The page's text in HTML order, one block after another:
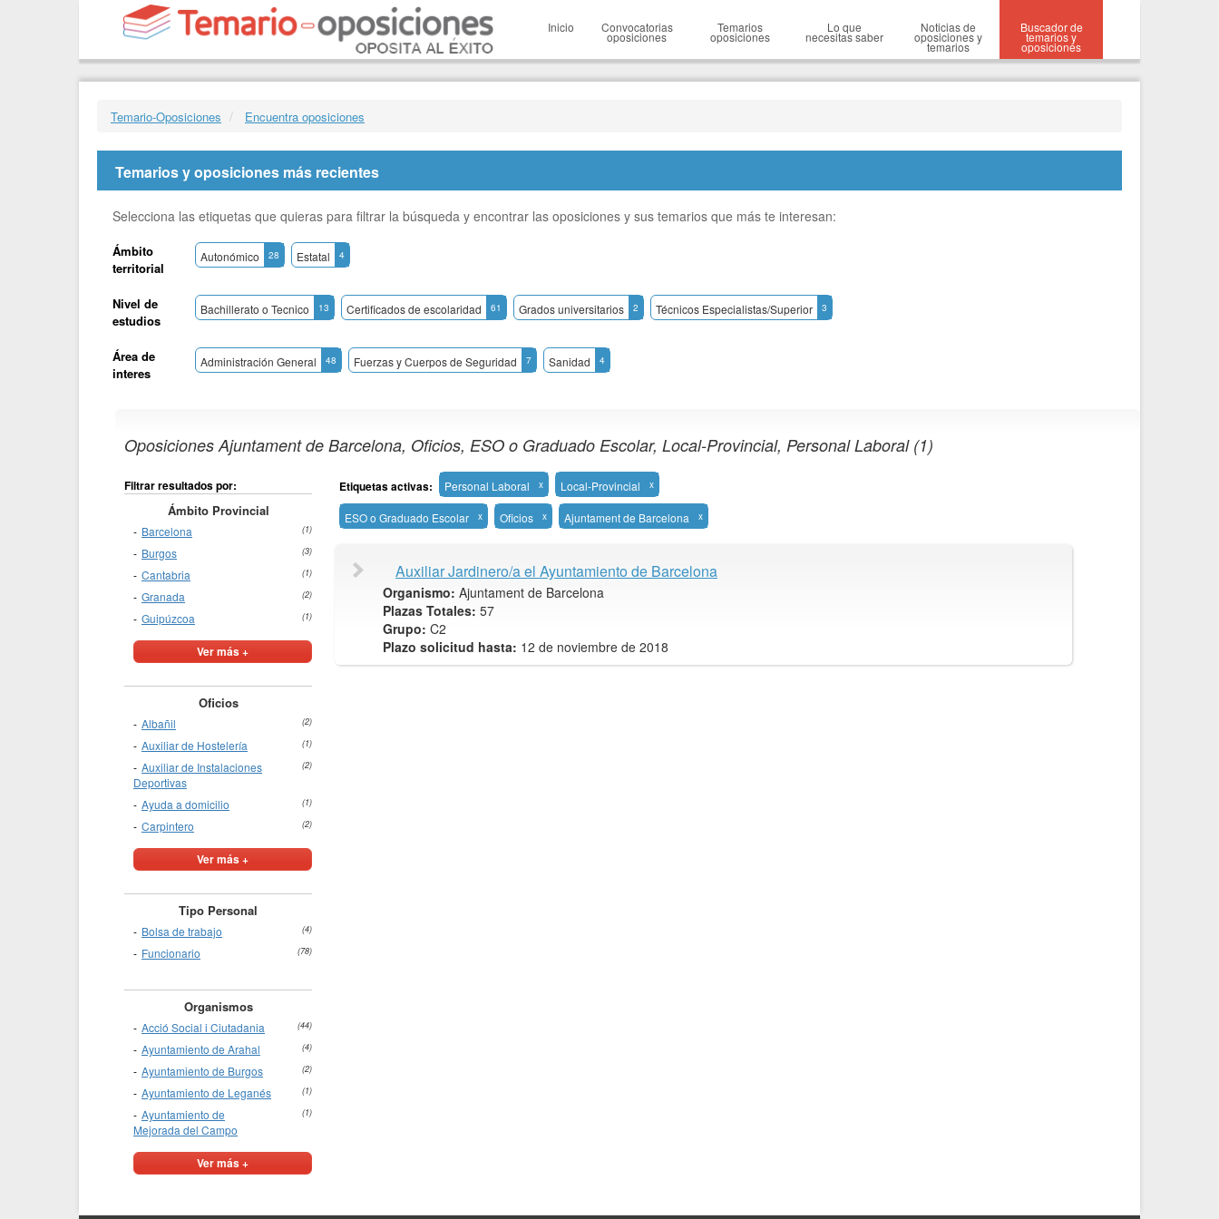
Inicio Convocatorias
oposiciones
Temarios
oposiciones
Lo que
necesitas saber
Noticias de
oposiciones y
temarios
Buscador de
temarios y
oposiciones
Temario-Oposiciones Encuentra oposiciones
Temarios y oposiciones más recientes
Selecciona las etiquetas que quieras para filtrar la búsqueda y encontrar las oposiciones y sus temarios que más te interesan:
Ámbito
territorial
Autonómico 28 Estatal 4
Nivel de
estudios
Bachillerato o Tecnico 13 Certificados de escolaridad 61 Grados universitarios 2 Técnicos Especialistas/Superior 3
Área de
interes
Administración General 48 Fuerzas y Cuerpos de Seguridad 7 Sanidad 4
Oposiciones Ajuntament de Barcelona, Oficios, ESO o Graduado Escolar, Local-Provincial, Personal Laboral (1)
Filtrar resultados por:
Ámbito Provincial
Barcelona (1)
Burgos (3)
Cantabria (1)
Granada (2)
Guipúzcoa (1)
Ver más +
Oficios
Albañil (2)
Auxiliar de Hostelería (1)
Auxiliar de Instalaciones
Deportivas
(2)
Ayuda a domicilio (1)
Carpintero (2)
Ver más +
Tipo Personal
Bolsa de trabajo (4)
Funcionario (78)
Organismos
Acció Social i Ciutadania (44)
Ayuntamiento de Arahal (4)
Ayuntamiento de Burgos (2)
Ayuntamiento de Leganés (1)
Ayuntamiento de
Mejorada del Campo
(1)
Ver más +
Etiquetas activas: Personal Laboral x Local-Provincial x
ESO o Graduado Escolar x Oficios x Ajuntament de Barcelona x
Auxiliar Jardinero/a el Ayuntamiento de Barcelona
Organismo: Ajuntament de Barcelona
Plazas Totales: 57
Grupo: C2
Plazo solicitud hasta: 12 de noviembre de 2018